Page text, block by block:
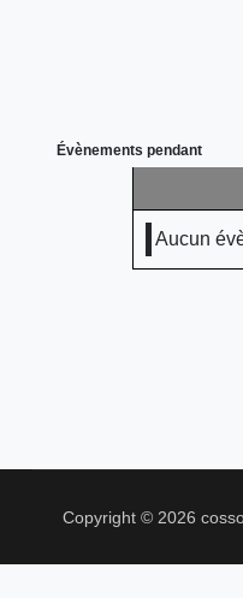
Évènements pendant
Aucun
Copyright © 2026